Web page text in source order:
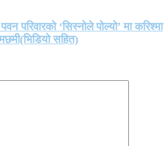
परिवारको ‘सिस्नोले पोल्यो’ मा करिश्मा
सहित)